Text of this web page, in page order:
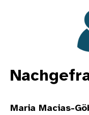
Maria Macias-